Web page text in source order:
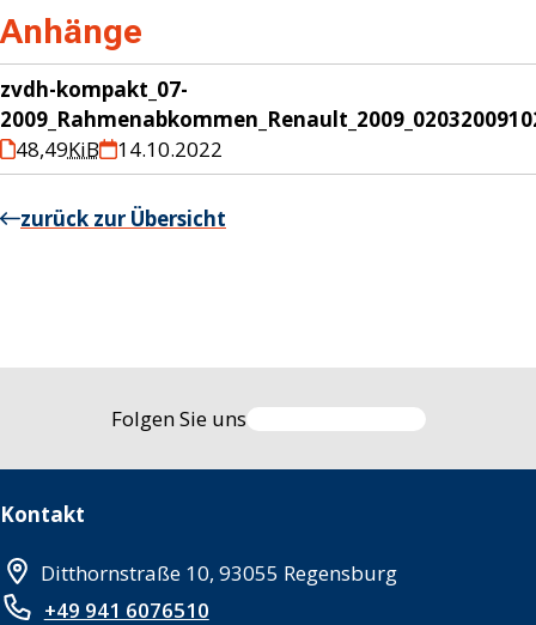
Anhänge
zvdh-kompakt_07-
48,49KiB 14.10.2022
zurück zur Übersicht
Folgen Sie uns
Kontakt
Ditthornstraße 10, 93055 Regensburg
+49 941 6076510